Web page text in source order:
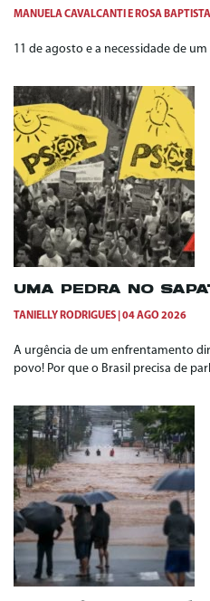
MANUELA CAVALCANTI E ROSA BAPTISTA
11 de agosto e a necessidade de
UMA PEDRA NO
TANIELLY RODRIGUES 04 AGO 2026
A urgência de um enfrentamento
povo! Por que o Brasil precisa de